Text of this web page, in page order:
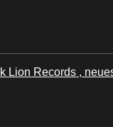
Lion Records ,